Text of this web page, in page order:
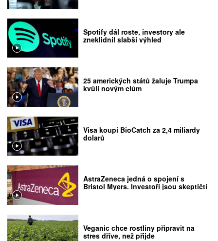
Spotify dál roste, investory ale
zneklidnil slabší výhled
25 amerických států žaluje Trumpa
kvůli novým clům
Visa koupí BioCatch za 2,4 miliardy
dolarů
AstraZeneca jedná o spojení s
Bristol Myers. Investoři jsou skeptičtí
Veganic chce rostliny připravit na
stres dříve, než přijde